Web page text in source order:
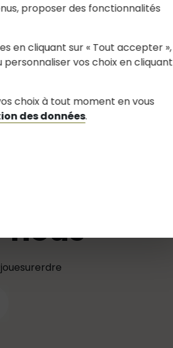
proposer des fonctionnalités
en cliquant sur « Tout accepter »,
personnaliser vos choix en cliquant
choix à tout moment en vous
des données.
asjb44(at)gmail.com
nous